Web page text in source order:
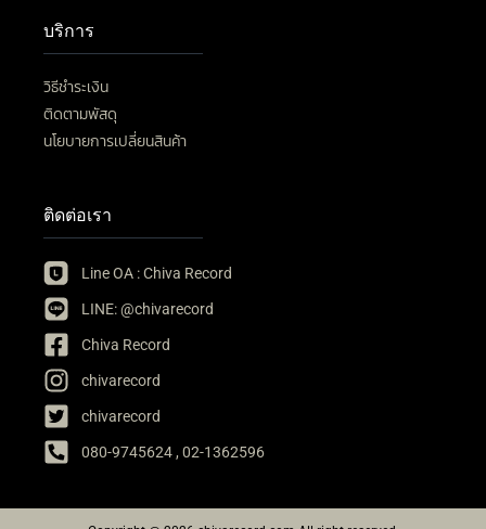
บริการ
วิธีชำระเงิน
ติดตามพัสดุ
นโยบายการเปลี่ยนสินค้า
ติดต่อเรา
Line OA : Chiva Record
LINE: @chivarecord
Chiva Record
chivarecord
chivarecord
080-9745624 , 02-1362596